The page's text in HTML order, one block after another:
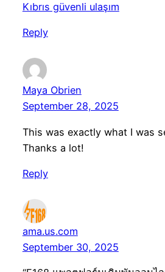
Kıbrıs güvenli ulaşım
Reply
Maya Obrien
September 28, 2025
This was exactly what I was
Thanks a lot!
Reply
ama.us.com
September 30, 2025